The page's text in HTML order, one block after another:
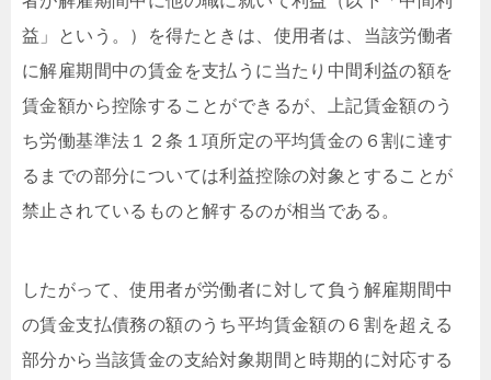
益」という。）を得たときは、使用者は、当該労働者
に解雇期間中の賃金を支払うに当たり中間利益の額を
賃金額から控除することができるが、上記賃金額のう
ち労働基準法１２条１項所定の平均賃金の６割に達す
るまでの部分については利益控除の対象とすることが
禁止されているものと解するのが相当である。
したがって、使用者が労働者に対して負う解雇期間中
の賃金支払債務の額のうち平均賃金額の６割を超える
部分から当該賃金の支給対象期間と時期的に対応する